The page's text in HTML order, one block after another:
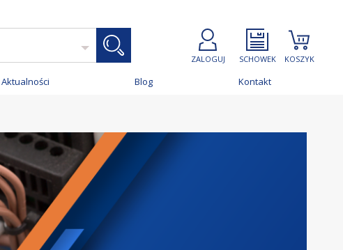
ZALOGUJ SCHOWEK KOSZYK
Aktualności Blog Kontakt